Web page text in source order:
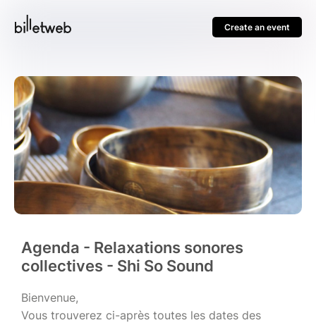
Create an event
Agenda - Relaxations sonores
collectives - Shi So Sound
Bienvenue,
Vous trouverez ci-après toutes les dates des